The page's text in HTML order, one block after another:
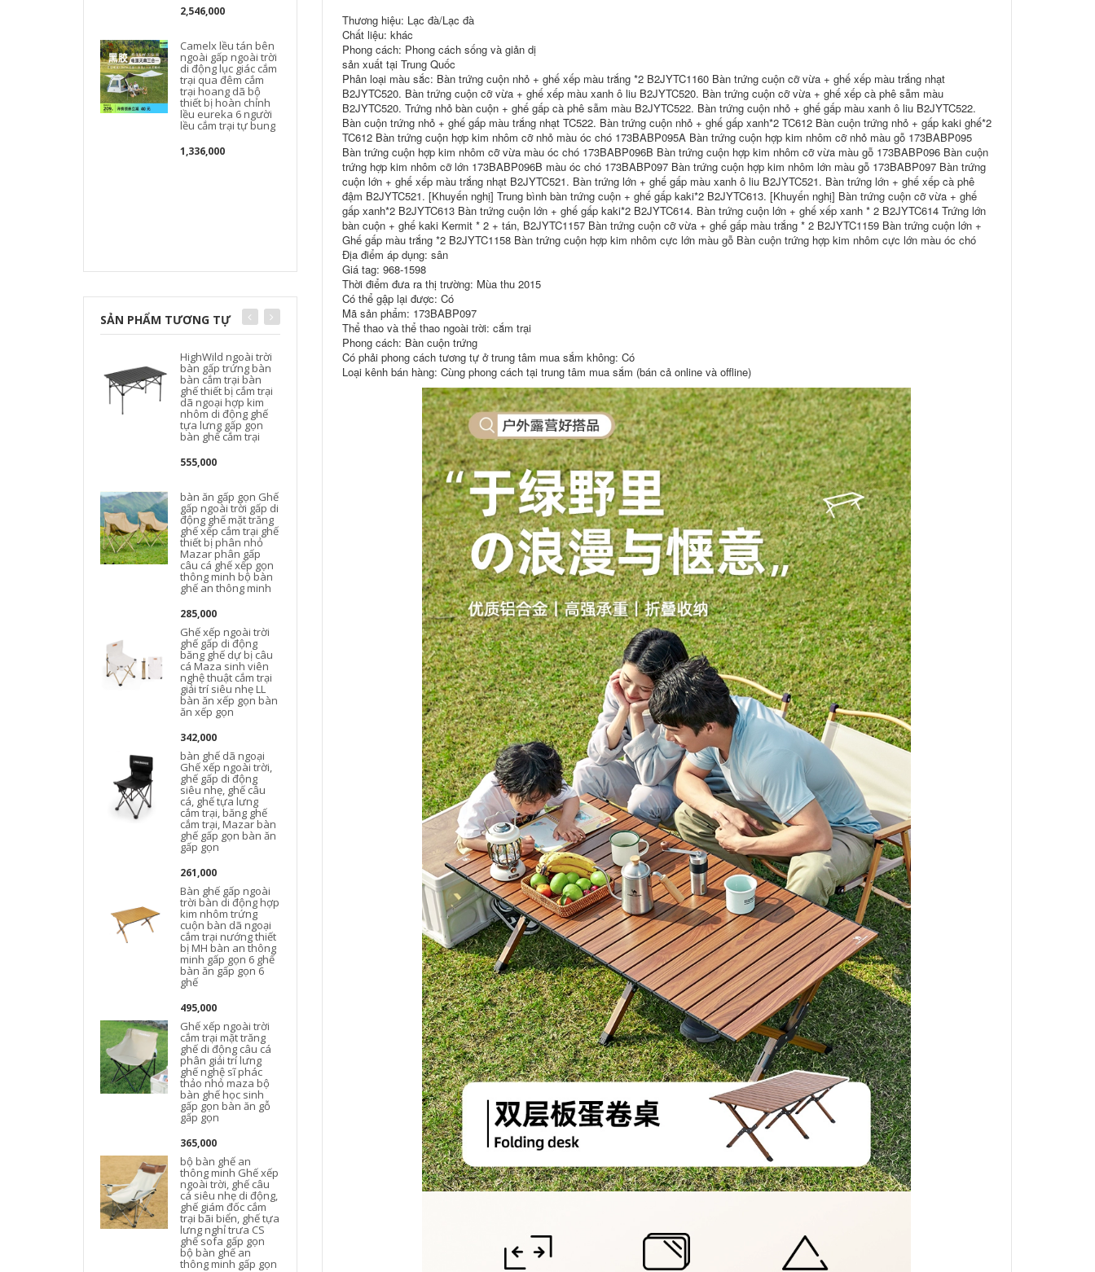
2,546,000
Camelx lều tán bên
ngoài gấp ngoài trời
di động lục giác cắm
trại qua đêm cắm
trại hoang dã bộ
thiết bị hoàn chỉnh
lều eureka 6 người
lều cắm trại tự bung
1,336,000
nắng và chống mưa
di động cắm trại mái
hiên chống gió lều
camping lều
naturehike 2 người
1,806,000
[Mô hình tương tự
của Tian Liang
Liuyun Xiaozhu] Bộ
hoàn chỉnh lều bơm
hơi hoàn toàn tự
động lạc đà gấp
ngoài trời di động
cắm trại làm lều cắm
trại thuê lều cắm trại
8,886,000
Lạc Đà Tán Lều Cắm
Trại Ngoài Trời Bàn
Ghế Phủ Bạc Chống
Nắng Cắm Trại Bạt
Phủ Màn Bãi Biển
Thiết Bị 6 Bộ lều cắm
trại giá rẻ lều cắm
trại xịn
2,046,000
SẢN PHẨM TƯƠNG TỰ
HighWild ngoài trời
bàn gấp trứng bàn
bàn cắm trại bàn
ghế thiết bị cắm trại
dã ngoại hợp kim
nhôm di động ghế
tựa lưng gấp gọn
bàn ghế cắm trại
555,000
bàn ăn gấp gọn Ghế
gấp ngoài trời gấp di
động ghế mặt trăng
ghế xếp cắm trại ghế
thiết bị phân nhỏ
Mazar phân gấp
câu cá ghế xếp gọn
thông minh bộ bàn
ghế an thông minh
285,000
Ghế xếp ngoài trời
ghế gấp di động
băng ghế dự bị câu
cá Maza sinh viên
nghệ thuật cắm trại
giải trí siêu nhẹ LL
bàn ăn xếp gọn bàn
ăn xếp gọn
342,000
bàn ghế dã ngoại
Ghế xếp ngoài trời,
ghế gấp di động
siêu nhẹ, ghế câu
cá, ghế tựa lưng
cắm trại, băng ghế
cắm trại, Mazar bàn
ghế gấp gọn bàn ăn
gấp gọn
261,000
Bàn ghế gấp ngoài
trời bàn di động hợp
kim nhôm trứng
cuộn bàn dã ngoại
cắm trại nướng thiết
bị MH bàn an thông
minh gấp gọn 6 ghế
bàn ăn gấp gọn 6
ghế
495,000
Ghế xếp ngoài trời
cắm trại mặt trăng
ghế di động câu cá
phân giải trí lưng
ghế nghệ sĩ phác
thảo nhỏ maza bộ
bàn ghế học sinh
gấp gọn bàn ăn gỗ
gấp gọn
365,000
bộ bàn ghế an
thông minh Ghế xếp
ngoài trời, ghế câu
cá siêu nhẹ di động,
ghế giám đốc cắm
trại bãi biển, ghế tựa
lưng nghỉ trưa CS
ghế sofa gấp gọn
bộ bàn ghế an
thông minh gấp gọn
bộ bàn ghế học sinh
gấp gọn Bàn gấp
ngoài trời hợp kim
nhôm trứng cuộn
bàn di động bàn
cắm trại dã ngoại Bộ
bàn ghế cắm trại
cung cấp thiết bị ghế
cao gấp gọn ghế
ghế gấp gọn Bàn
ghế xếp ngoài trời
dã ngoại, thiết bị và
vật dụng cắm trại
ngoài trời, bàn cuộn
trứng gấp hợp kim
nhôm di động ghế
sofa gấp gọn bàn
Urban Wave Bàn
Ghế Gấp Ngoài Trời
Hoàn Toàn Bằng
Nhôm Dã Ngoại BBQ
Nhẹ Bàn Nhỏ Thiết
Bị Cắm Trại Tour Tự
Lái Xe ghế gấp gọn
bộ bàn ghế an
bộ bàn ghế ăn cơm
gấp gọn Đô Thị
Sóng Ghế Gấp
Ngoài Trời Cắm Trại
Ghế Ghế Trung Thu
Động Mazar Ghế
Xếp Câu Cá Phân
bộ bàn ghế gấp gọn
thông minh bộ bàn
Đô Thị Sóng Ghế
Gấp Ngoài Trời
Kermit Ghế Di Động
Cắm Trại Lưng Ghế
Dã Ngoại Câu Cá
Phân Bãi Biển Ghế
bộ bàn ghế học sinh
gấp gọn bộ bàn ăn
gấp gọn 6 ghế
ghế tựa lưng gấp
gọn Đô Thị Sóng
Ghế Gấp Ngoài Trời
Di Động Dã Ngoại
Kermit Ghế Siêu
Nhẹ Câu Cá Cắm
Trại Cung Cấp Thiết
Bị Ghế bàn ghế du
lịch bàn ghế gấp
bàn ăn xếp gọn Bàn
ghế xếp ngoài trời
Urban Wave, bàn
ghế picnic di động,
bàn trứng cuộn,
bàn cắm trại, trọn
bộ trang thiết bị vật
dụng bàn ghế gấp
bàn ghế ăn gấp gọn
365,000
bộ bàn ăn 4 ghế gấp
gọn Ngoài Trời Ghế
Gấp Di Động Cắm
Trại Dã Ngoại Câu
Cá Ghế Sinh Viên
Nghệ Thuật Băng
Ghế Dự Bị Siêu Nhẹ
Gấp Pony Phân bàn
ăn gỗ gấp gọn bàn
ăn gỗ gấp gọn
214,000
bàn ghế du lịch Bàn
ghế gấp ngoài trời
nhôm di động trứng
cuộn bàn cắm trại
dã ngoại bàn nướng
thiết bị QF bộ bàn
ăn gấp gọn 6 ghế bộ
bàn ghế ăn cơm gấp
gọn
507,000
Đô Thị Sóng Cắm
Trại Ngoài Trời
Hoang Dã Câu Cá
Nền Tảng Câu Cá
Tựa Lưng Ghế Câu
Cá Siêu Nhẹ Mọi Địa
Hình Maza Gấp Câu
Cá Ghế ghế nằm
gấp gọn ghế tựa
lưng gấp gọn
281,000
bộ bàn ghế học sinh
gấp gọn Bàn ghế
xếp ngoài trời cắm
trại dã ngoại cắm
trại thiết bị cung cấp
xe di động du lịch tự
lái gỗ nguyên khối
bàn cuộn trứng bộ
bàn ghế gấp gọn
ghế xếp gọn thông
minh
1,766,000
Bàn gấp ngoài trời
gấp gọn bàn cắm
trại di động Bộ bàn
ghế dã ngoại cung
cấp thiết bị bàn
trứng cuộn hợp kim
nhôm ghế gấp gọn
bàn ghế gấp gọn
ghế mặt trăng siêu
nhẹ di động, ghế
Thương hiệu: Lạc đà/Lạc đà
Chất liệu: khác
Phong cách: Phong cách sống và giản dị
sản xuất tại Trung Quốc
Phân loại màu sắc: Bàn trứng cuộn nhỏ + ghế xếp màu trắng *2 B2JYTC1160 Bàn trứng cuộn cỡ vừa + ghế xếp màu trắng nhạt
B2JYTC520. Bàn trứng cuộn cỡ vừa + ghế xếp màu xanh ô liu B2JYTC520. Bàn trứng cuộn cỡ vừa + ghế xếp cà phê sẫm màu
B2JYTC520. Trứng nhỏ bàn cuộn + ghế gấp cà phê sẫm màu B2JYTC522. Bàn trứng cuộn nhỏ + ghế gấp màu xanh ô liu B2JYTC522.
Bàn cuộn trứng nhỏ + ghế gấp màu trắng nhạt TC522. Bàn trứng cuộn nhỏ + ghế gấp xanh*2 TC612 Bàn cuộn trứng nhỏ + gấp kaki ghế*2
TC612 Bàn trứng cuộn hợp kim nhôm cỡ nhỏ màu óc chó 173BABP095A Bàn trứng cuộn hợp kim nhôm cỡ nhỏ màu gỗ 173BABP095
Bàn trứng cuộn hợp kim nhôm cỡ vừa màu óc chó 173BABP096B Bàn trứng cuộn hợp kim nhôm cỡ vừa màu gỗ 173BABP096 Bàn cuộn
trứng hợp kim nhôm cỡ lớn 173BABP096B màu óc chó 173BABP097 Bàn trứng cuộn hợp kim nhôm lớn màu gỗ 173BABP097 Bàn trứng
cuộn lớn + ghế xếp màu trắng nhạt B2JYTC521. Bàn trứng lớn + ghế gấp màu xanh ô liu B2JYTC521. Bàn trứng lớn + ghế xếp cà phê
đậm B2JYTC521. [Khuyến nghị] Trung bình bàn trứng cuộn + ghế gấp kaki*2 B2JYTC613. [Khuyến nghị] Bàn trứng cuộn cỡ vừa + ghế
gấp xanh*2 B2JYTC613 Bàn trứng cuộn lớn + ghế gấp kaki*2 B2JYTC614. Bàn trứng cuộn lớn + ghế xếp xanh * 2 B2JYTC614 Trứng lớn
bàn cuộn + ghế kaki Kermit * 2 + tán, B2JYTC1157 Bàn trứng cuộn cỡ vừa + ghế gấp màu trắng * 2 B2JYTC1159 Bàn trứng cuộn lớn +
Ghế gấp màu trắng *2 B2JYTC1158 Bàn trứng cuộn hợp kim nhôm cực lớn màu gỗ Bàn cuộn trứng hợp kim nhôm cực lớn màu óc chó
Địa điểm áp dụng: sân
Giá tag: 968-1598
Thời điểm đưa ra thị trường: Mùa thu 2015
Có thể gập lại được: Có
Mã sản phẩm: 173BABP097
Thể thao và thể thao ngoài trời: cắm trại
Phong cách: Bàn cuộn trứng
Có phải phong cách tương tự ở trung tâm mua sắm không: Có
Loại kênh bán hàng: Cùng phong cách tại trung tâm mua sắm (bán cả online và offline)